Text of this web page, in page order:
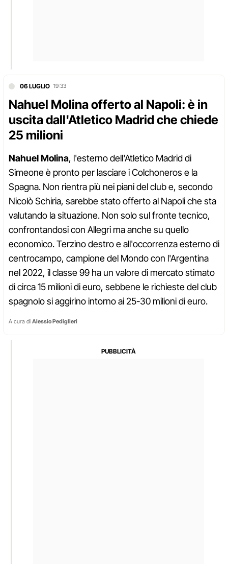
06 LUGLIO 19:33
Nahuel Molina offerto al Napoli: è in
uscita dall'Atletico Madrid che chiede
25 milioni
Nahuel Molina, l'esterno dell'Atletico Madrid di
Simeone è pronto per lasciare i Colchoneros e la
Spagna. Non rientra più nei piani del club e, secondo
Nicolò Schiria, sarebbe stato offerto al Napoli che sta
valutando la situazione. Non solo sul fronte tecnico,
confrontandosi con Allegri ma anche su quello
economico. Terzino destro e all'occorrenza esterno di
centrocampo, campione del Mondo con l'Argentina
nel 2022, il classe 99 ha un valore di mercato stimato
di circa 15 milioni di euro, sebbene le richieste del club
spagnolo si aggirino intorno ai 25-30 milioni di euro.
A cura di Alessio Pediglieri